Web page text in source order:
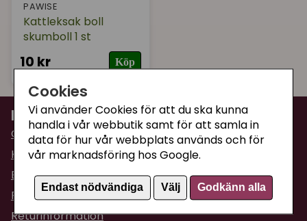
Cookies
Vi använder Cookies för att du ska kunna
handla i vår webbutik samt för att samla in
data för hur vår webbplats används och för
vår marknadsföring hos Google.
Endast nödvändiga Välj Godkänn alla
PAWISE
Kattleksak boll
skumboll 1 st
10 kr Köp
Information
Om Supercat
Kattguiden
Butiken i Umeå
Fraktpriser & leveranser
Returinformation